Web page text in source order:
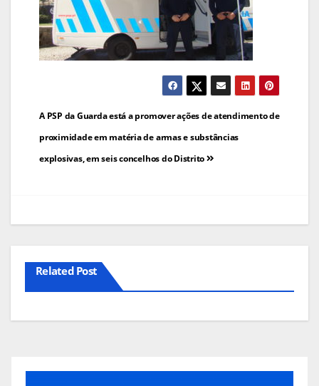
Navegação
de
artigos
A PSP da Guarda está a promover ações de atendimento de
proximidade em matéria de armas e substâncias
explosivas, em seis concelhos do Distrito
Related Post